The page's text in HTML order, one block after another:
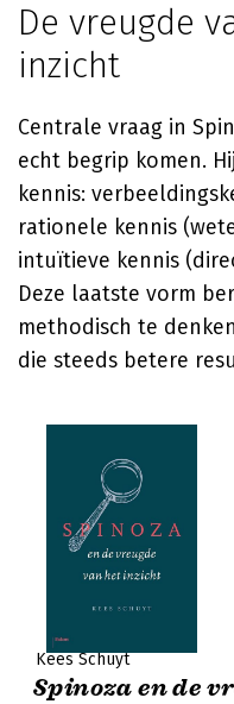
De vreugde
inzicht
Centrale vraag in
echt begrip komen.
kennis:
rationele kennis
intuïtieve kennis
Deze laatste vorm
methodisch te
die steeds betere
Kees Schuyt
Spinoza en de